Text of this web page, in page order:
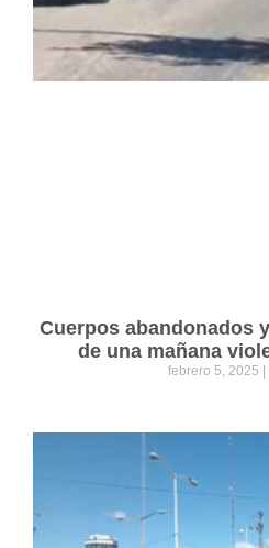
Cuerpos abandonados
de una mañana
febrero 5, 2025